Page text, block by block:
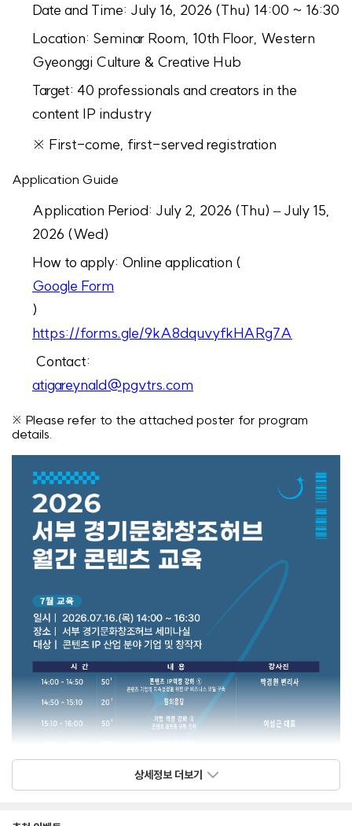
Date and Time: July 16, 2026 (Thu) 14:00 ~ 16:30
Location: Seminar Room, 10th Floor, Western
Gyeonggi Culture & Creative Hub
Target: 40 professionals and creators in the
content IP industry
※ First-come, first-served registration
Application Guide
Application Period: July 2, 2026 (Thu) – July 15,
2026 (Wed)
How to apply: Online application (
Google Form
)
https://forms.gle/9kA8dquvyfkHARg7A
Contact:
atigareynald@pgvtrs.com
※ Please refer to the attached poster for program
details.
상세정보 더보기